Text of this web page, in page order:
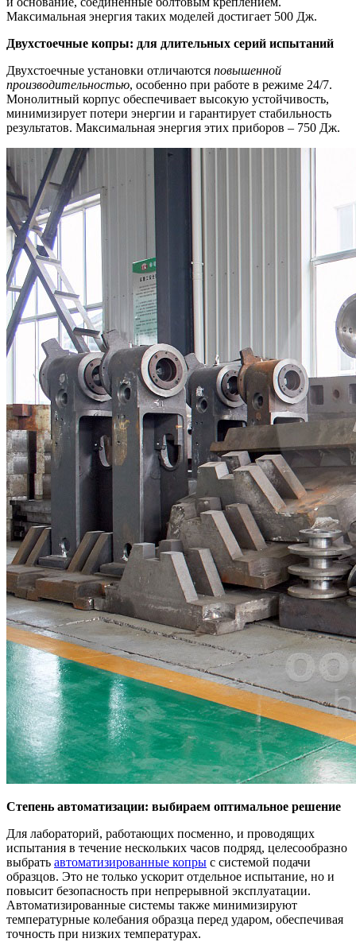
Максимальная энергия таких моделей достигает 500 Дж.
Двухстоечные копры: для длительных серий испытаний
Двухстоечные установки отличаются повышенной
производительностью, особенно при работе в режиме 24/7.
Монолитный корпус обеспечивает высокую устойчивость,
минимизирует потери энергии и гарантирует стабильность
результатов. Максимальная энергия этих приборов – 750 Дж.
Степень автоматизации: выбираем оптимальное решение
Для лабораторий, работающих посменно, и проводящих
испытания в течение нескольких часов подряд, целесообразно
выбрать автоматизированные копры с системой подачи
образцов. Это не только ускорит отдельное испытание, но и
повысит безопасность при непрерывной эксплуатации.
Автоматизированные системы также минимизируют
температурные колебания образца перед ударом, обеспечивая
точность при низких температурах.